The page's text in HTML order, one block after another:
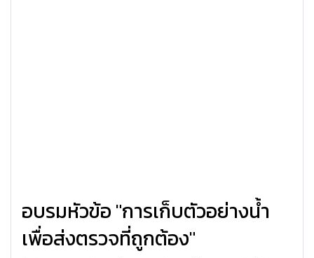
อบรมหัวข้อ "การเก็บตัวอย่างน้ำ
เพื่อส่งตรวจที่ถูกต้อง"